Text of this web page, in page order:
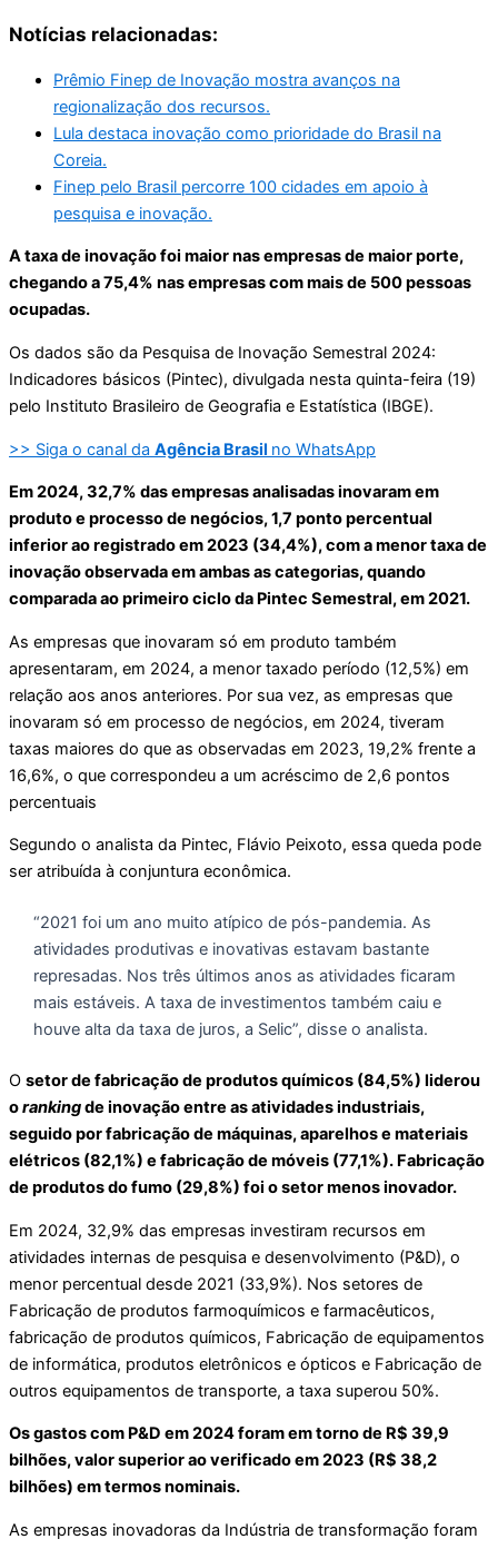
Notícias relacionadas:
Prêmio Finep de Inovação mostra avanços na
regionalização dos recursos.
Lula destaca inovação como prioridade do Brasil na
Coreia.
Finep pelo Brasil percorre 100 cidades em apoio à
pesquisa e inovação.
A taxa de inovação foi maior nas empresas de maior porte,
chegando a 75,4% nas empresas com mais de 500 pessoas
ocupadas.
Os dados são da Pesquisa de Inovação Semestral 2024:
Indicadores básicos (Pintec), divulgada nesta quinta-feira (19)
pelo Instituto Brasileiro de Geografia e Estatística (IBGE).
>> Siga o canal da Agência Brasil no WhatsApp
Em 2024, 32,7% das empresas analisadas inovaram em
produto e processo de negócios, 1,7 ponto percentual
inferior ao registrado em 2023 (34,4%), com a menor taxa de
inovação observada em ambas as categorias, quando
comparada ao primeiro ciclo da Pintec Semestral, em 2021.
As empresas que inovaram só em produto também
apresentaram, em 2024, a menor taxado período (12,5%) em
relação aos anos anteriores. Por sua vez, as empresas que
inovaram só em processo de negócios, em 2024, tiveram
taxas maiores do que as observadas em 2023, 19,2% frente a
16,6%, o que correspondeu a um acréscimo de 2,6 pontos
percentuais
Segundo o analista da Pintec, Flávio Peixoto, essa queda pode
ser atribuída à conjuntura econômica.
“2021 foi um ano muito atípico de pós-pandemia. As
atividades produtivas e inovativas estavam bastante
represadas. Nos três últimos anos as atividades ficaram
mais estáveis. A taxa de investimentos também caiu e
houve alta da taxa de juros, a Selic”, disse o analista.
O setor de fabricação de produtos químicos (84,5%) liderou
orankingde inovação entre as atividades industriais,
seguido por fabricação de máquinas, aparelhos e materiais
elétricos (82,1%) e fabricação de móveis (77,1%). Fabricação
de produtos do fumo (29,8%) foi o setor menos inovador.
Em 2024, 32,9% das empresas investiram recursos em
atividades internas de pesquisa e desenvolvimento (P&D), o
menor percentual desde 2021 (33,9%). Nos setores de
Fabricação de produtos farmoquímicos e farmacêuticos,
fabricação de produtos químicos, Fabricação de equipamentos
de informática, produtos eletrônicos e ópticos e Fabricação de
outros equipamentos de transporte, a taxa superou 50%.
Os gastos com P&D em 2024 foram em torno de R$ 39,9
bilhões, valor superior ao verificado em 2023 (R$ 38,2
bilhões) em termos nominais.
As empresas inovadoras da Indústria de transformação foram